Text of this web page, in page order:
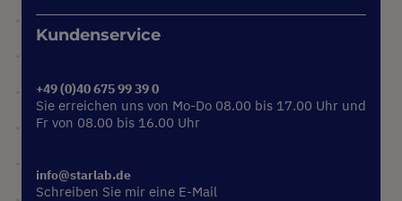
Kundenservice
+49 (0)40 675 99 39 0
Sie erreichen uns von Mo-Do 08.00 bis 17.00 Uhr und
Fr von 08.00 bis 16.00 Uhr
info@starlab.de
Schreiben Sie mir eine E-Mail